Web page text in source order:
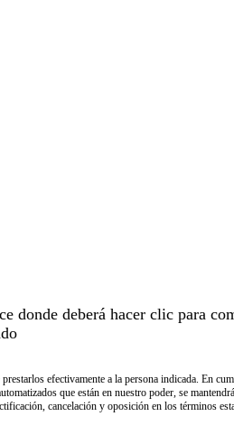
deberá hacer clic para
efectivamente a la persona indicada. En
que están en nuestro poder, se
cancelación y oposición en los términos